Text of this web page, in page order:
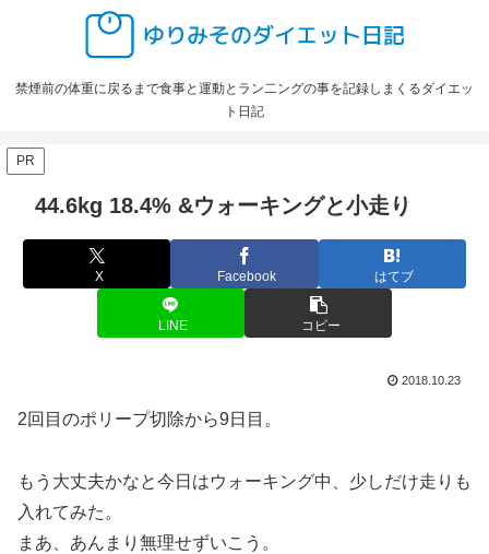
禁煙前の体重に戻るまで食事と運動とラン二ングの事を記録しまくるダイエッ
ト日記
PR
44.6kg 18.4% &ウォーキングと小走り
X Facebook はてブ
LINE コピー
2018.10.23
2回目のポリープ切除から9日目。
もう大丈夫かなと今日はウォーキング中、少しだけ走りも
入れてみた。
まあ、あんまり無理せずいこう。